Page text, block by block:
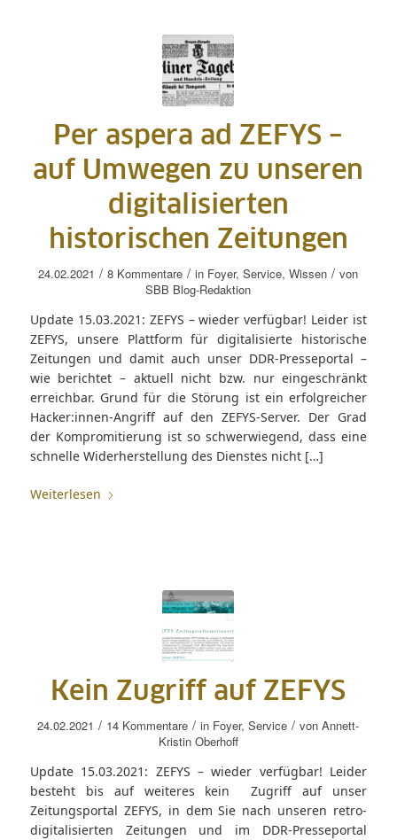
Per aspera ad ZEFYS –
auf Umwegen zu unseren
digitalisierten
historischen Zeitungen
24.02.2021 / 8 Kommentare / in Foyer,Service,Wissen / von
SBB Blog-Redaktion
Update 15.03.2021: ZEFYS – wieder verfügbar! Leider ist
ZEFYS, unsere Plattform für digitalisierte historische
Zeitungen und damit auch unser DDR-Presseportal –
wie berichtet – aktuell nicht bzw. nur eingeschränkt
erreichbar. Grund für die Störung ist ein erfolgreicher
Hacker:innen-Angriff auf den ZEFYS-Server. Der Grad
der Kompromitierung ist so schwerwiegend, dass eine
schnelle Widerherstellung des Dienstes nicht […]
Weiterlesen
Kein Zugriff auf ZEFYS
24.02.2021 / 14 Kommentare / in Foyer,Service / vonAnnett-
Kristin Oberhoff
Update 15.03.2021: ZEFYS – wieder verfügbar! Leider
besteht bis auf weiteres kein Zugriff auf unser
Zeitungsportal ZEFYS, in dem Sie nach unseren retro-
digitalisierten Zeitungen und im DDR-Presseportal